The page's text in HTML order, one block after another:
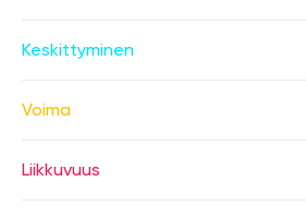
Keskittyminen
Voima
Liikkuvuus